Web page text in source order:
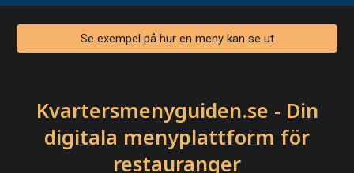
Se exempel på hur en meny kan se ut
Kvartersmenyguiden.se - Din
digitala menyplattform för
restauranger